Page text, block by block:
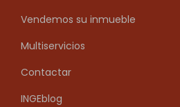
Vendemos su inmueble
Multiservicios
Contactar
INGEblog